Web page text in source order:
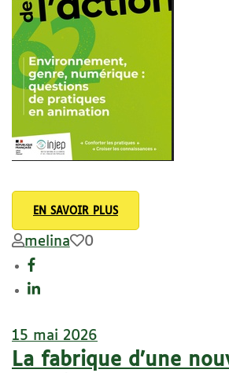
EN SAVOIR PLUS
melina 0
15 mai 2026
La fabrique d’une